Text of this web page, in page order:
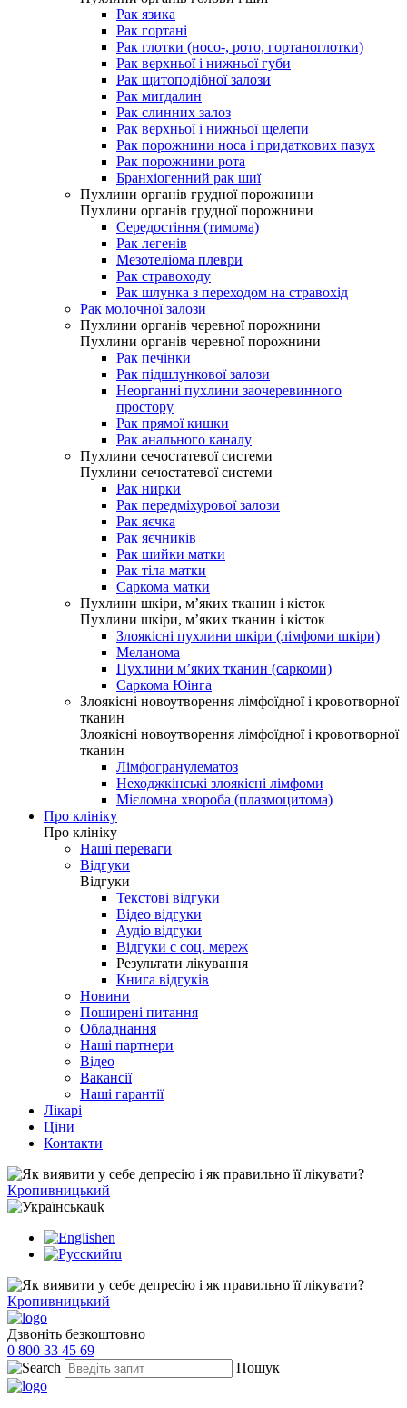
Рак язика
Рак гортані
Рак глотки (носо-, рото, гортаноглотки)
Рак верхньої і нижньої губи
Рак щитоподібної залози
Рак мигдалин
Рак слинних залоз
Рак верхньої і нижньої щелепи
Рак порожнини носа і придаткових пазух
Рак порожнини рота
Бранхіогенний рак шиї
Пухлини органів грудної порожнини
Пухлини органів грудної порожнини
Середостіння (тимома)
Рак легенів
Мезотеліома плеври
Рак стравоходу
Рак шлунка з переходом на стравохід
Рак молочної залози
Пухлини органів черевної порожнини
Пухлини органів черевної порожнини
Рак печінки
Рак підшлункової залози
Неорганні пухлини заочеревинного
простору
Рак прямої кишки
Рак анального каналу
Пухлини сечостатевої системи
Пухлини сечостатевої системи
Рак нирки
Рак передміхурової залози
Рак яєчка
Рак яєчників
Рак шийки матки
Рак тіла матки
Саркома матки
Пухлини шкіри, м’яких тканин і кісток
Пухлини шкіри, м’яких тканин і кісток
Злоякісні пухлини шкіри (лімфоми шкіри)
Меланома
Пухлини м’яких тканин (саркоми)
Саркома Юінга
Злоякісні новоутворення лімфоїдної і кровотворної
тканин
Злоякісні новоутворення лімфоїдної і кровотворної
тканин
Лімфогранулематоз
Неходжкінські злоякісні лімфоми
Мієломна хвороба (плазмоцитома)
Про клініку
Про клініку
Наші переваги
Відгуки
Відгуки
Текстові відгуки
Відео відгуки
Аудіо відгуки
Відгуки с соц. мереж
Результати лікування
Книга відгуків
Новини
Поширені питання
Обладнання
Наші партнери
Відео
Вакансії
Наші гарантії
Лікарі
Ціни
Контакти
Кропивницький
uk
en
ru
Кропивницький
Дзвоніть безкоштовно
0 800 33 45 69
Пошук